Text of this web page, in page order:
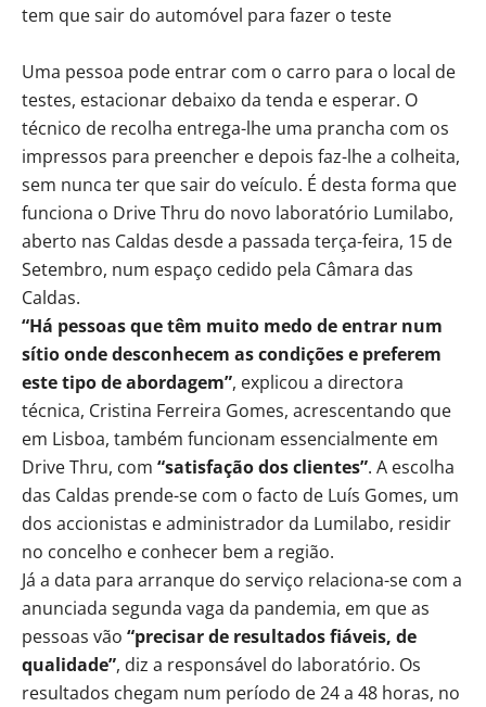
tem que sair do automóvel para fazer o teste
Uma pessoa pode entrar com o carro para o local de
testes, estacionar debaixo da tenda e esperar. O
técnico de recolha entrega-lhe uma prancha com os
impressos para preencher e depois faz-lhe a colheita,
sem nunca ter que sair do veículo. É desta forma que
funciona o Drive Thru do novo laboratório Lumilabo,
aberto nas Caldas desde a passada terça-feira, 15 de
Setembro, num espaço cedido pela Câmara das
Caldas.
“Há pessoas que têm muito medo de entrar num
sítio onde desconhecem as condições e preferem
este tipo de abordagem”, explicou a directora
técnica, Cristina Ferreira Gomes, acrescentando que
em Lisboa, também funcionam essencialmente em
Drive Thru, com “satisfação dos clientes”. A escolha
das Caldas prende-se com o facto de Luís Gomes, um
dos accionistas e administrador da Lumilabo, residir
no concelho e conhecer bem a região.
Já a data para arranque do serviço relaciona-se com a
anunciada segunda vaga da pandemia, em que as
pessoas vão “precisar de resultados fiáveis, de
qualidade”, diz a responsável do laboratório. Os
resultados chegam num período de 24 a 48 horas, no